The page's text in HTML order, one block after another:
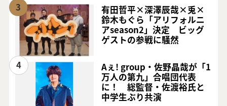
3
有田哲平×深澤辰哉×兎×
鈴木もぐら「アリフォルニ
アseason2」決定 ビッグ
ゲストの参戦に騒然
4
Aぇ! group・佐野晶哉が「1
万人の第九」合唱団代表
に！ 総監督・佐渡裕氏と
中学生ぶり共演